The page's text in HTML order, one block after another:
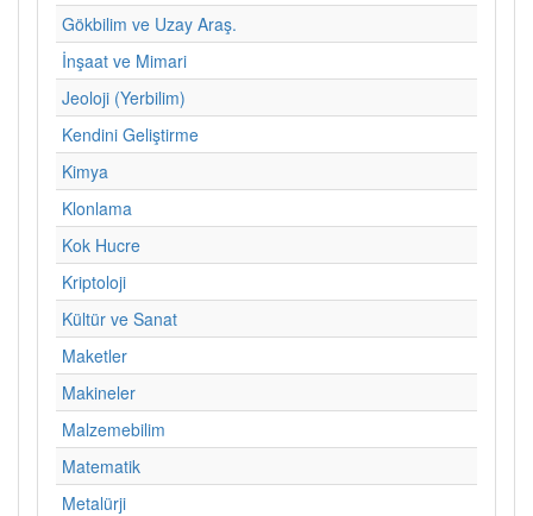
Gökbilim ve Uzay Araş.
İnşaat ve Mimari
Jeoloji (Yerbilim)
Kendini Geliştirme
Kimya
Klonlama
Kok Hucre
Kriptoloji
Kültür ve Sanat
Maketler
Makineler
Malzemebilim
Matematik
Metalürji